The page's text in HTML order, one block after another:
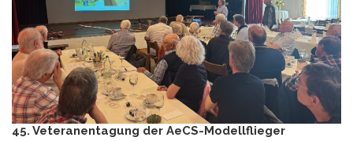
45. Veteranentagung der AeCS-Modellflieger